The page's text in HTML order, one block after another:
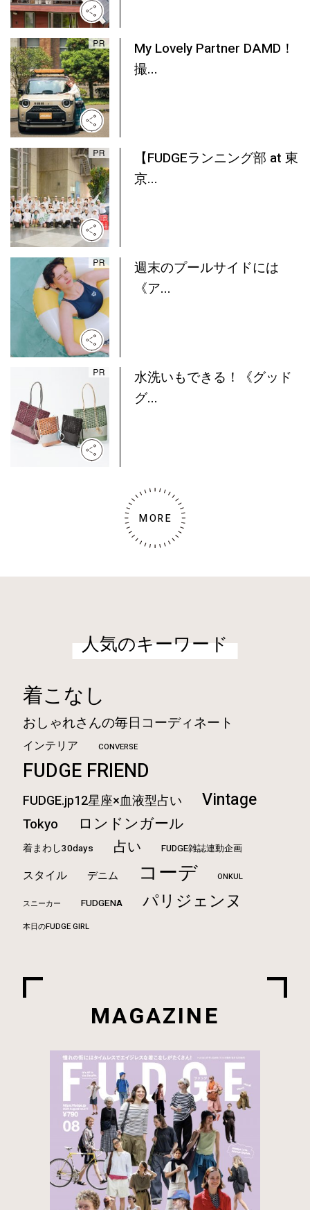
My Lovely Partner DAMD！
撮...
【FUDGEランニング部 at 東
京...
週末のプールサイドには
《ア...
水洗いもできる！《グッド
グ...
MORE
人気のキーワード
着こなし
おしゃれさんの毎日コーディネート
インテリア CONVERSE
FUDGE FRIEND
FUDGE.jp12星座×血液型占い Vintage
Tokyo ロンドンガール
着まわし30days 占い FUDGE雑誌連動企画
スタイル デニム コーデ ONKUL
スニーカー FUDGENA パリジェンヌ
本日のFUDGE GIRL
MAGAZINE